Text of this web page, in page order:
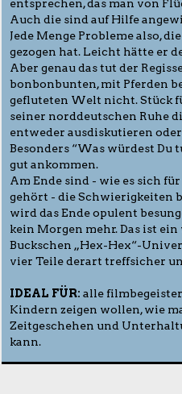
entsprechen, das man von
Auch die sind auf Hilfe
Jede Menge Probleme also,
gezogen hat. Leicht hätte er
Aber genau das tut der
bonbonbunten, mit Pferden
gefluteten Welt nicht. Stück
seiner norddeutschen Ruhe
entweder ausdiskutieren
Besonders “Was würdest Du
gut ankommen.
Am Ende sind - wie es sich
gehört - die Schwierigkeiten
wird das Ende opulent
kein Morgen mehr. Das ist
Buckschen „Hex-Hex“-
vier Teile derart treffsicher
IDEAL FÜR: alle
Kindern zeigen wollen, wie
Zeitgeschehen und
kann.